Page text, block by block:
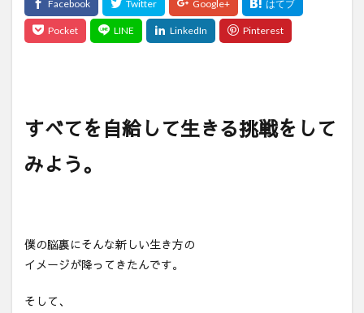
すべてを自給して生きる挑戦をして
みよう。
僕の脳裏にそんな新しい生き方の
イメージが降ってきたんです。
そして、